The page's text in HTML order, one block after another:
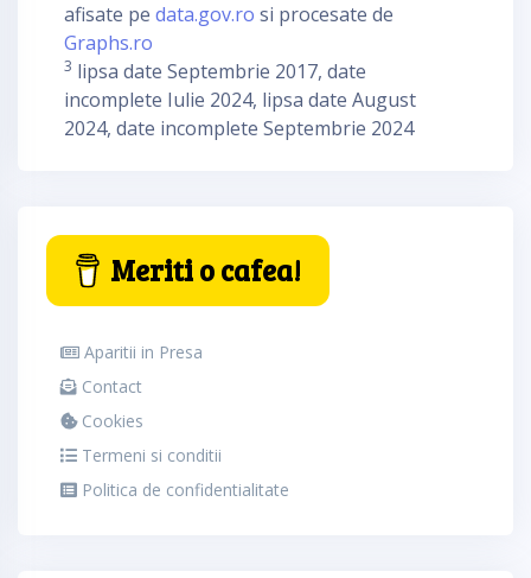
afisate pe data.gov.ro si procesate de
Graphs.ro
3 lipsa date Septembrie 2017, date
incomplete Iulie 2024, lipsa date August
2024, date incomplete Septembrie 2024
Meriti o cafea!
Aparitii in Presa
Contact
Cookies
Termeni si conditii
Politica de confidentialitate